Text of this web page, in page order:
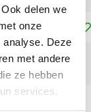
delen we
onze
analyse. Deze
met andere
ze hebben
services.